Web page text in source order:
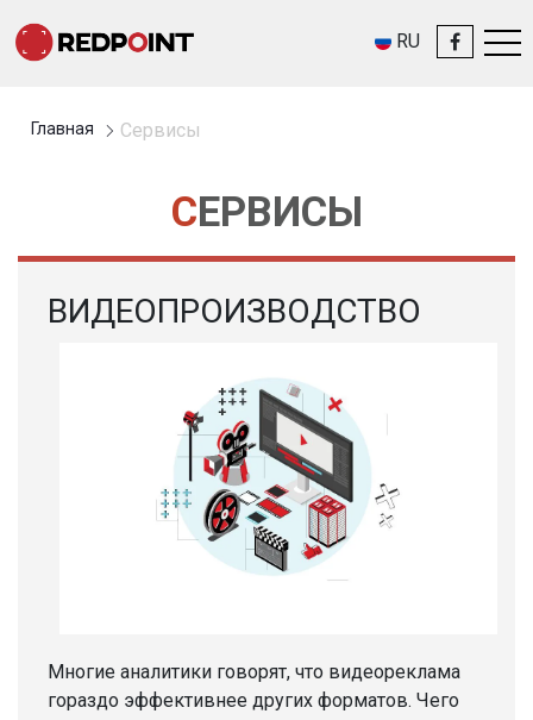
RU
Главная Сервисы
СЕРВИСЫ
ВИДЕОПРОИЗВОДСТВО
Многие аналитики говорят, что видеореклама
гораздо эффективнее других форматов. Чего